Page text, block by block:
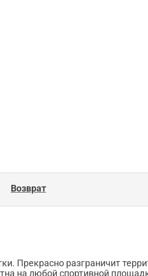
Возврат
Прекрасно разграничит
на любой спортивной